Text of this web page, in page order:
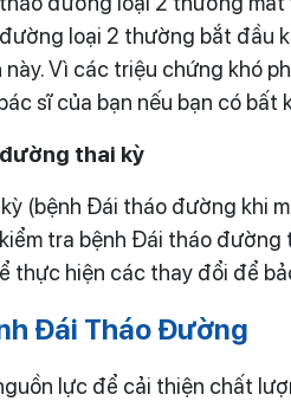
loại 2 thường bắt đầu
Vì các triệu chứng khó
sĩ của bạn nếu bạn có bất
thai kỳ
(bệnh Đái tháo đường khi
tra bệnh Đái tháo
thực hiện các thay đổi để
Đái Tháo Đường
lực để cải thiện chất